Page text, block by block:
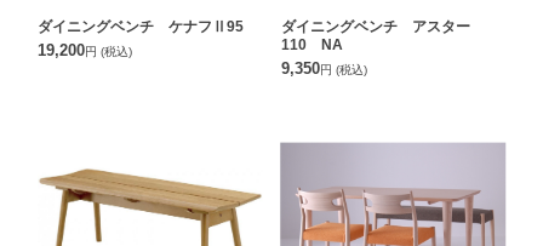
ダイニングベンチ ケナフⅡ95
19,200円 (税込)
ダイニングベンチ アスター
110 NA
9,350円 (税込)